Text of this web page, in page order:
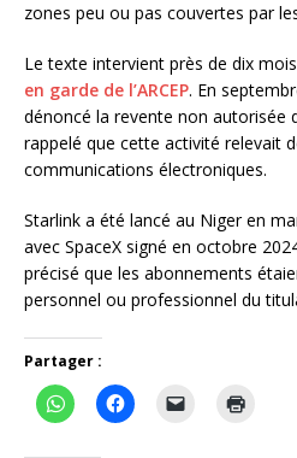
zones peu ou pas couvertes par
Le texte intervient près de dix
en garde de l’ARCEP. En
dénoncé la revente non autorisée
rappelé que cette activité relevait
communications électroniques.
Starlink a été lancé au Niger en
avec SpaceX signé en octobre
précisé que les abonnements
personnel ou professionnel du
Partager :